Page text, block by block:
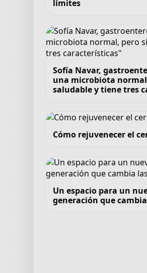
límites
Sofía Navar,
una microbiota
saludable y tiene tres
Cómo rejuvenecer el
Un espacio para un
generación que